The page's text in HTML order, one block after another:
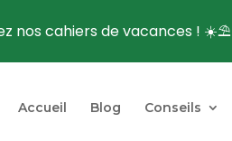
Accueil Blog Conseils
nos cahiers de vacances ! ☀️⛱️